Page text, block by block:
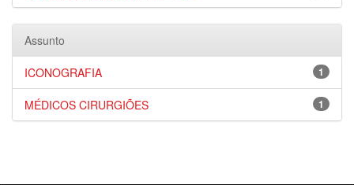
Assunto
1
ICONOGRAFIA
1
MÉDICOS CIRURGIÕES